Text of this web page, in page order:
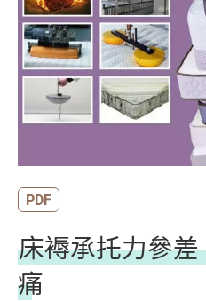
PDF
床褥承托力參差 慎選免腰痠背
痛